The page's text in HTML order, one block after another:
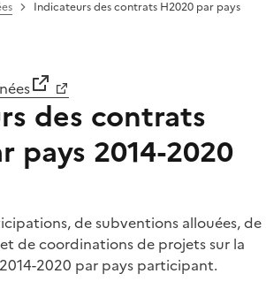
Indicateurs des contrats H2020 par pays
des contrats
pays 2014-2020
de subventions allouées, de
de coordinations de projets sur la
2020 par pays participant.